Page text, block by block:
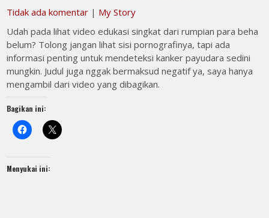
Tidak ada komentar | My Story
Udah pada lihat video edukasi singkat dari rumpian para beha
belum? Tolong jangan lihat sisi pornografinya, tapi ada
informasi penting untuk mendeteksi kanker payudara sedini
mungkin. Judul juga nggak bermaksud negatif ya, saya hanya
mengambil dari video yang dibagikan.
Bagikan ini:
Menyukai ini: